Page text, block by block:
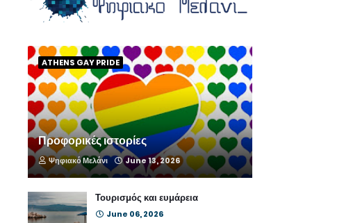
ATHENS GAY PRIDE
Προφορικές ιστορίες
Ψηφιακό Μελάνι June 13, 2026
Τουρισμός και ευμάρεια
June 06, 2026